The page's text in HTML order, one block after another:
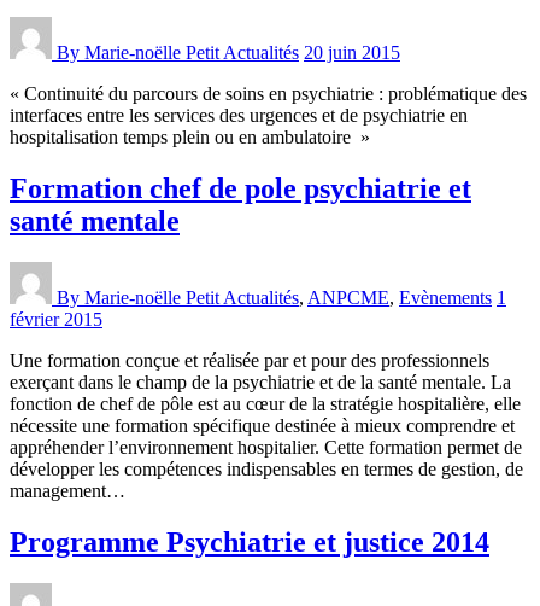
By Marie-noëlle Petit Actualités 20 juin 2015
« Continuité du parcours de soins en psychiatrie : problématique des
interfaces entre les services des urgences et de psychiatrie en
hospitalisation temps plein ou en ambulatoire »
Formation chef de pole psychiatrie et
santé mentale
By Marie-noëlle Petit Actualités, ANPCME, Evènements 1
février 2015
Une formation conçue et réalisée par et pour des professionnels
exerçant dans le champ de la psychiatrie et de la santé mentale. La
fonction de chef de pôle est au cœur de la stratégie hospitalière, elle
nécessite une formation spécifique destinée à mieux comprendre et
appréhender l’environnement hospitalier. Cette formation permet de
développer les compétences indispensables en termes de gestion, de
management…
Programme Psychiatrie et justice 2014